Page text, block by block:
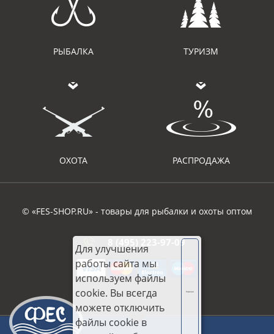
РЫБАЛКА ТУРИЗМ
ОХОТА РАСПРОДАЖА
© «FES-SHOP.RU» - товары для рыбалки и охоты оптом
8 (495) 223-97-09
Для улучшения
работы сайта мы
используем файлы
cookie. Вы всегда
можете отключить
файлы cookie в
Хорошо